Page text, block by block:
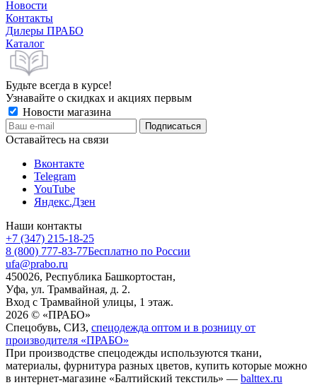
Новости
Контакты
Дилеры ПРАБО
Каталог
Будьте всегда в курсе!
Узнавайте о скидках и акциях первым
Новости магазина
Оставайтесь на связи
Вконтакте
Telegram
YouTube
Яндекс.Дзен
Наши контакты
+7 (347) 215-18-25
8 (800) 777-83-77Бесплатно по России
ufa@prabo.ru
450026, Республика Башкортостан,
Уфа, ул. Трамвайная, д. 2.
Вход с Трамвайной улицы, 1 этаж.
2026 © «ПРАБО»
Спецобувь, СИЗ, спецодежда оптом и в розницу от
производителя «ПРАБО»
При производстве спецодежды используются ткани,
материалы, фурнитура разных цветов, купить которые можно
в интернет-магазине «Балтийский текстиль» — balttex.ru